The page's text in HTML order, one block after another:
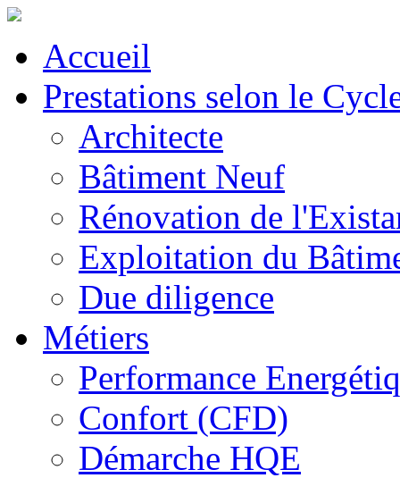
Accueil
Prestations selon le
Architecte
Bâtiment Neuf
Rénovation de
Exploitation du
Due diligence
Métiers
Performance
Confort (CFD)
Démarche HQE